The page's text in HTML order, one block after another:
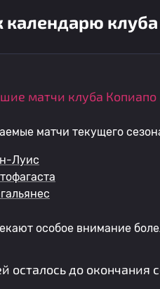
календарю
матчи клуба
матчи текущего
Луис
особое внимание
осталось до окончания